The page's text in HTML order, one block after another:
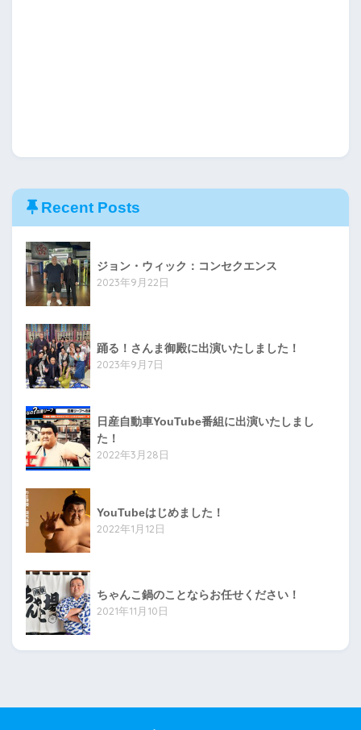
Recent Posts
ジョン・ウィック：コンセクエンス
2023年9月22日
踊る！さんま御殿に出演いたしました！
2023年9月7日
日産自動車YouTube番組に出演いたしまし
た！
2022年3月28日
YouTubeはじめました！
2022年1月12日
ちゃんこ鍋のことならお任せください！
2021年11月10日